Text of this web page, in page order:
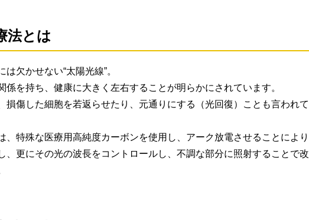
法とは
欠かせない“太陽光線”。
係を持ち、健康に大きく左右することが明らかにされています。
損傷した細胞を若返らせたり、元通りにする（光回復）ことも言われて
、特殊な医療用高純度カーボンを使用し、アーク放電させることにより
、更にその光の波長をコントロールし、不調な部分に照射することで改